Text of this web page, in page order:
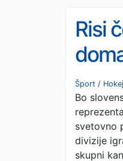
Risi
Šport / Hokej
Bo
svetovno
divizije
skupni